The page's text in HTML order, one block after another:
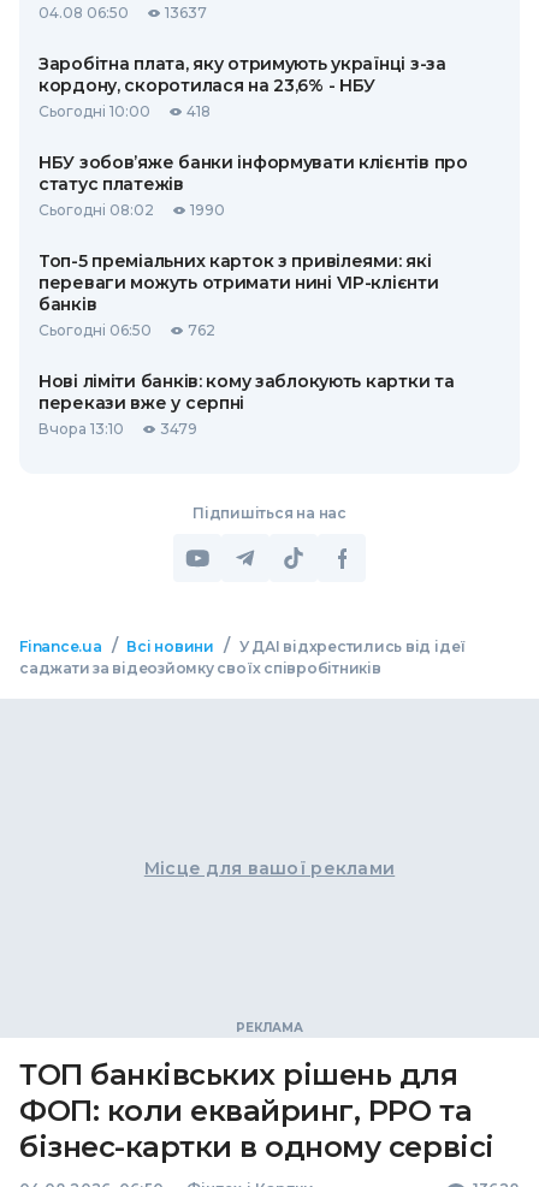
04.08 06:50 13637
Заробітна плата, яку отримують українці з-за
кордону, скоротилася на 23,6% - НБУ
Сьогодні 10:00 418
НБУ зобов’яже банки інформувати клієнтів про
статус платежів
Сьогодні 08:02 1990
Топ-5 преміальних карток з привілеями: які
переваги можуть отримати нині VIP-клієнти
банків
Сьогодні 06:50 762
Нові ліміти банків: кому заблокують картки та
перекази вже у серпні
Вчора 13:10 3479
Підпишіться на нас
Finance.ua / Всі новини / У ДАІ відхрестились від ідеї
саджати за відеозйомку своїх співробітників
Місце для вашої реклами
ТОП банківських рішень для
ФОП: коли еквайринг, РРО та
бізнес-картки в одному сервісі